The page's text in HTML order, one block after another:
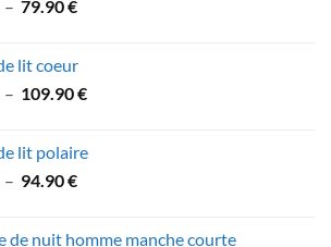
à
– 79.90€Plage
à
lit coeur
– 109.90€Plage
58.90 €
lit polaire
– 94.90€Plage
de nuit homme manche courte